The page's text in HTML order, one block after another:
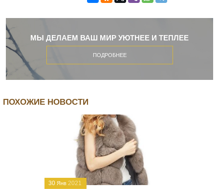
МЫ ДЕЛАЕМ ВАШ МИР УЮТНЕЕ И ТЕПЛЕЕ
ПОДРОБНЕЕ
ПОХОЖИЕ НОВОСТИ
30 Янв 2021